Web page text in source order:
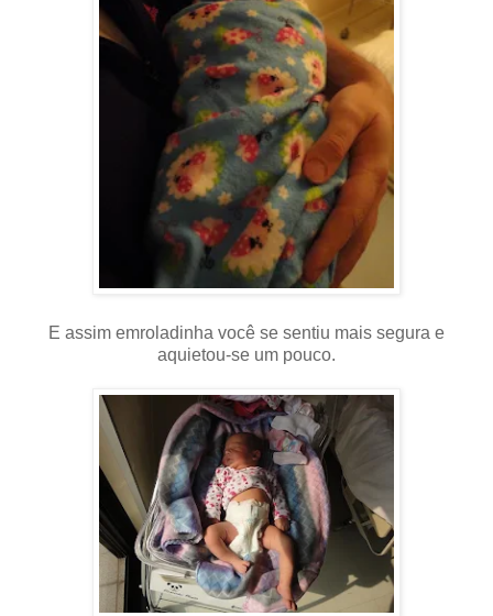
E assim emroladinha você se sentiu mais segura e
aquietou-se um pouco.